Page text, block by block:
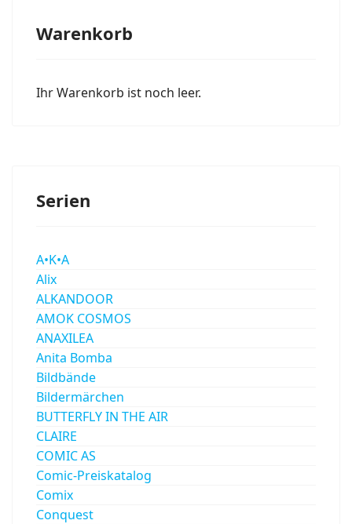
Warenkorb
Ihr Warenkorb ist noch leer.
Serien
A•K•A
Alix
ALKANDOOR
AMOK COSMOS
ANAXILEA
Anita Bomba
Bildbände
Bildermärchen
BUTTERFLY IN THE AIR
CLAIRE
COMIC AS
Comic-Preiskatalog
Comix
Conquest